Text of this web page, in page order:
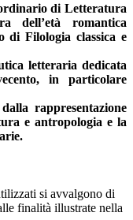
di Letteratura
dell’età romantica
di Filologia classica e
letteraria dedicata
in particolare
rappresentazione
e antropologia e la
si avvalgono di
finalità illustrate nella